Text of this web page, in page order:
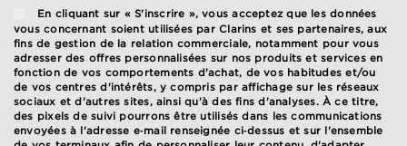
En cliquant sur « S'inscrire », vous acceptez que les données
vous concernant soient utilisées par Clarins et ses partenaires, aux
fins de gestion de la relation commerciale, notamment pour vous
adresser des offres personnalisées sur nos produits et services en
fonction de vos comportements d'achat, de vos habitudes et/ou
de vos centres d'intérêts, y compris par affichage sur les réseaux
sociaux et d'autres sites, ainsi qu'à des fins d'analyses. À ce titre,
des pixels de suivi pourrons être utilisés dans les communications
envoyées à l'adresse e‑mail renseignée ci‑dessus et sur l'ensemble